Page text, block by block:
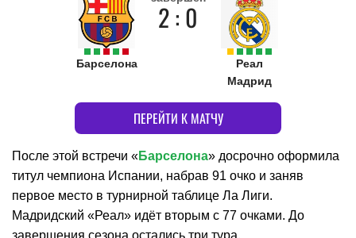
Барселона
2 : 0
Реал
Мадрид
ПЕРЕЙТИ К МАТЧУ
После этой встречи «Барселона» досрочно оформила
титул чемпиона Испании, набрав 91 очко и заняв
первое место в турнирной таблице Ла Лиги.
Мадридский «Реал» идёт вторым с 77 очками. До
завершения сезона остались три тура.